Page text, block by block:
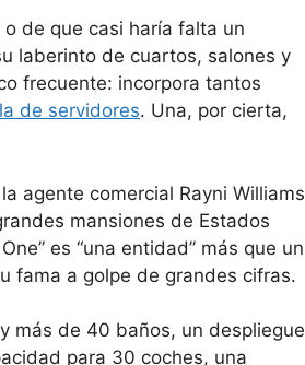
de que casi haría falta un
laberinto de cuartos, salones y
frecuente: incorpora tantos
de servidores. Una, por cierta,
agente comercial Rayni Williams
mansiones de Estados
es “una entidad” más que un
fama a golpe de grandes cifras.
más de 40 baños, un despliegue
para 30 coches, una